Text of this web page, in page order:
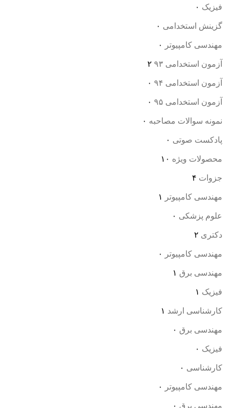
فیزیک ۰
گزینش استخدامی ۰
مهندسی کامپیوتر ۰
آزمون استخدامی ۹۳ ۲
آزمون استخدامی ۹۴ ۰
آزمون استخدامی ۹۵ ۰
نمونه سوالات مصاحبه ۰
پادکست صوتی ۰
محصولات ویژه ۱۰
جزوات ۴
مهندسی کامپیوتر ۱
علوم پزشکی ۰
دکتری ۲
مهندسی کامپیوتر ۰
مهندسی برق ۱
فیزیک ۱
کارشناسی ارشد ۱
مهندسی برق ۰
فیزیک ۰
کارشناسی ۰
مهندسی کامپیوتر ۰
مهندسی برق ۰